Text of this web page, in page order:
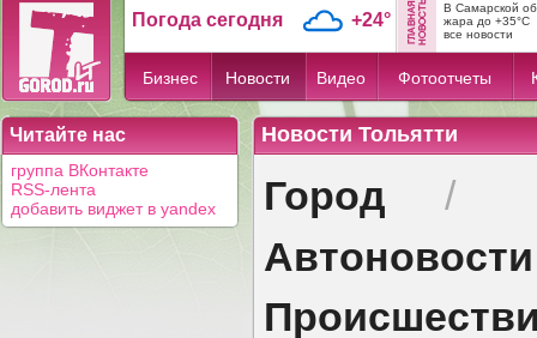
Погода сегодня +24°
В Самарской
жара до +35°C
все новости
Бизнес Новости Видео Фотоотчеты
Читайте нас
группа ВКонтакте
RSS-лента
добавить виджет в yandex
Новости Тольятти
Город /
Автоновости